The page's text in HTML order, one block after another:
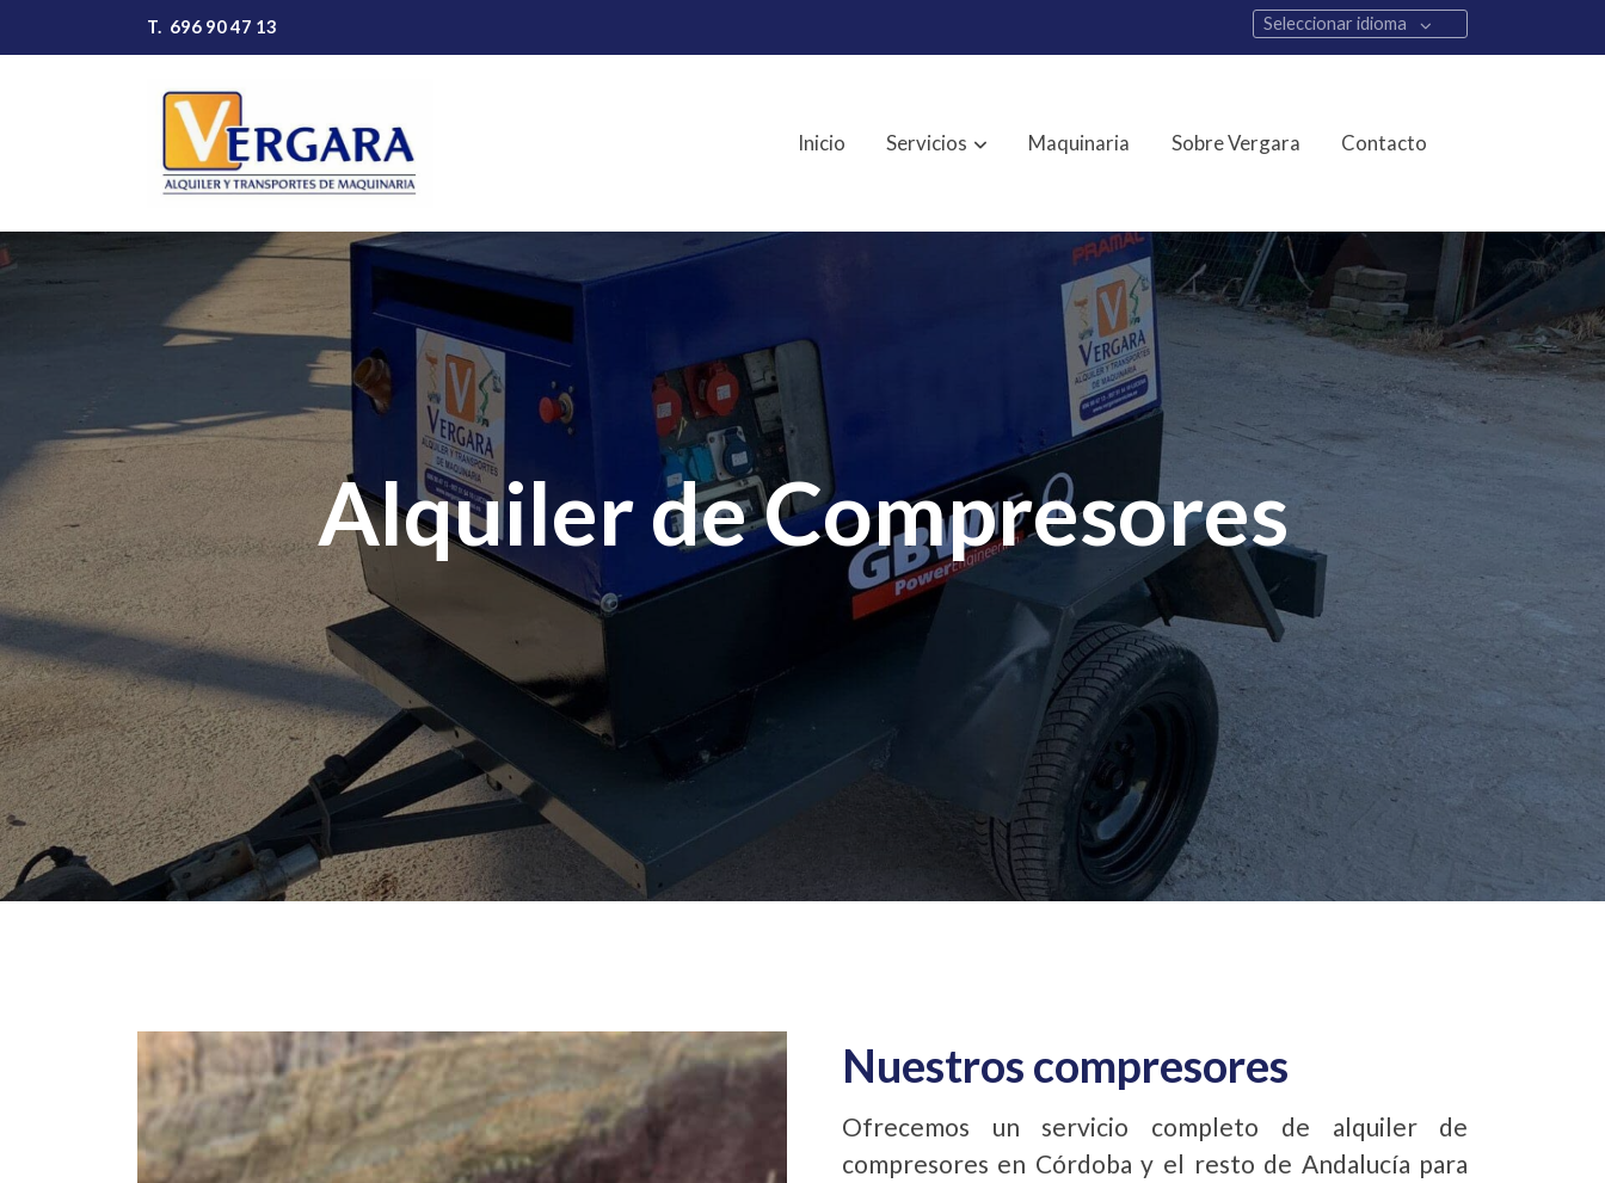
T. 696 90 47 13 Seleccionar idioma
Inicio Servicios Maquinaria Sobre Vergara Contacto
Alquiler de Compresores
Nuestros compresores
Ofrecemos un servicio completo de alquiler de
compresores en Córdoba y el resto de Andalucía para